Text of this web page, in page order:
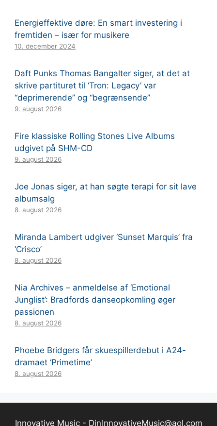
Energieffektive døre: En smart investering i
fremtiden – især for musikere
10. december 2024
Daft Punks Thomas Bangalter siger, at det at
skrive partituret til ‘Tron: Legacy’ var
“deprimerende” og “begrænsende”
9. august 2026
Fire klassiske Rolling Stones Live Albums
udgivet på SHM-CD
9. august 2026
Joe Jonas siger, at han søgte terapi for sit lave
albumsalg
8. august 2026
Miranda Lambert udgiver ‘Sunset Marquis’ fra
‘Crisco’
8. august 2026
Nia Archives – anmeldelse af ‘Emotional
Junglist’: Bradfords danseopkomling øger
passionen
8. august 2026
Phoebe Bridgers får skuespillerdebut i A24-
dramaet ‘Primetime’
8. august 2026
Innovative Music - DinInnovativeMusic@aol.com